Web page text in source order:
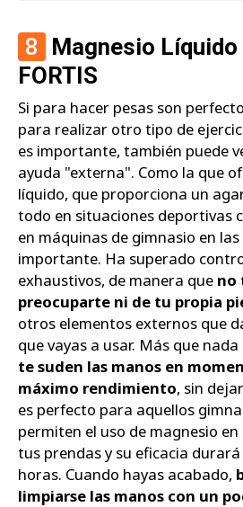
8 Magnesio Líquido
FORTIS
Si para hacer pesas son
para realizar otro tipo de
es importante, también puede
ayuda "externa". Como la que
líquido, que proporciona un
todo en situaciones deportivas
en máquinas de gimnasio en
importante. Ha superado
exhaustivos, de manera que no
preocuparte ni de tu propia
otros elementos externos que
que vayas a usar. Más que
te suden las manos en
máximo rendimiento, sin
es perfecto para aquellos
permiten el uso de magnesio
tus prendas y su eficacia
horas. Cuando hayas acabado,
limpiarse las manos con un